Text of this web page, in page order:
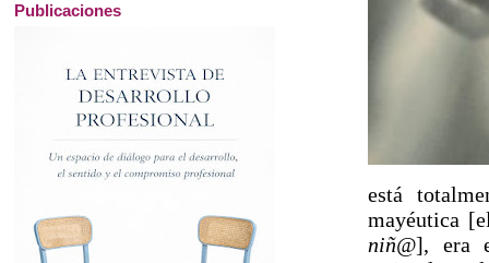
está
mayéutica
niñ@], era
Publicaciones